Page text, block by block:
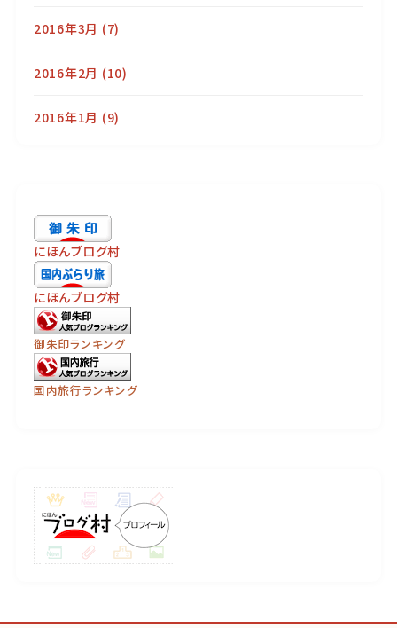
2016年3月 (7)
2016年2月 (10)
2016年1月 (9)
にほんブログ村
にほんブログ村
御朱印ランキング
国内旅行ランキング